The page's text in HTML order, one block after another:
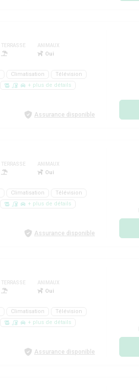
TERRASSE ANIMAUX
Oui
Climatisation
Télévision
+ plus de détails
Assurance disponible
TERRASSE ANIMAUX
Oui
Climatisation
Télévision
+ plus de détails
Assurance disponible
TERRASSE ANIMAUX
Oui
Climatisation
Télévision
+ plus de détails
Assurance disponible